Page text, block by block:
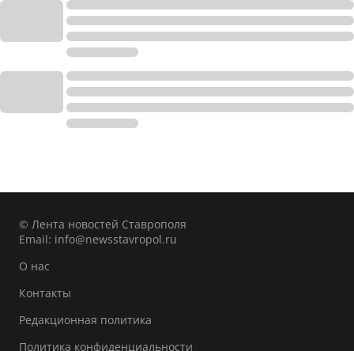
© Лента новостей Ставрополя
Email: info@newsstavropol.ru
О нас
Контакты
Редакционная политика
Политика конфиденциальности